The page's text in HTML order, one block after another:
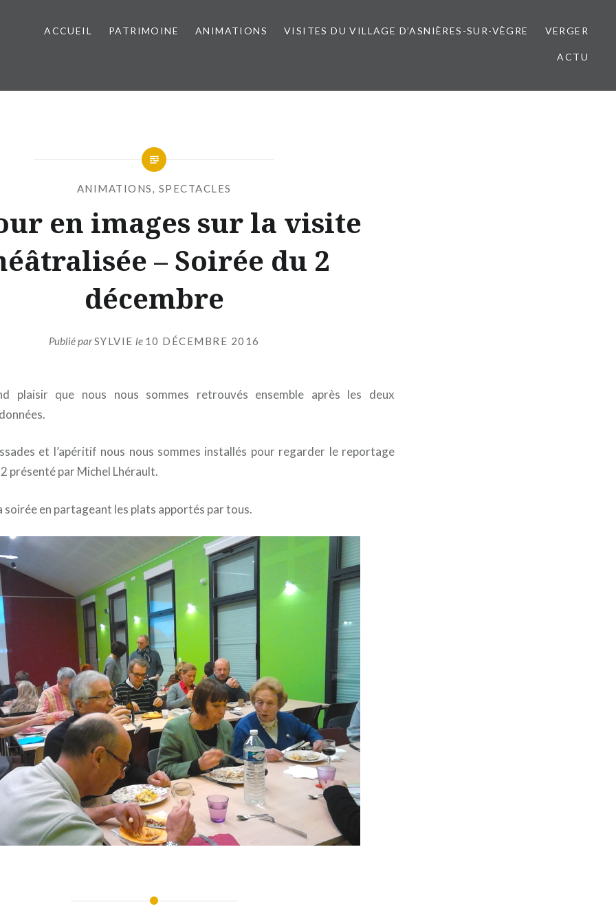
ACCUEIL PATRIMOINE ANIMATIONS VISITES DU VILLAGE D’ASNIÈRES-SUR-VÈGRE VERGER
ACTU
ANIMATIONS, SPECTACLES
en images sur la visite
– Soirée du 2
décembre
Publié parSYLVIE le 10 DÉCEMBRE 2016
plaisir que nous nous sommes retrouvés ensemble après les deux
et l’apéritif nous nous sommes installés pour regarder le reportage
présenté par Michel Lhérault.
soirée en partageant les plats apportés par tous.